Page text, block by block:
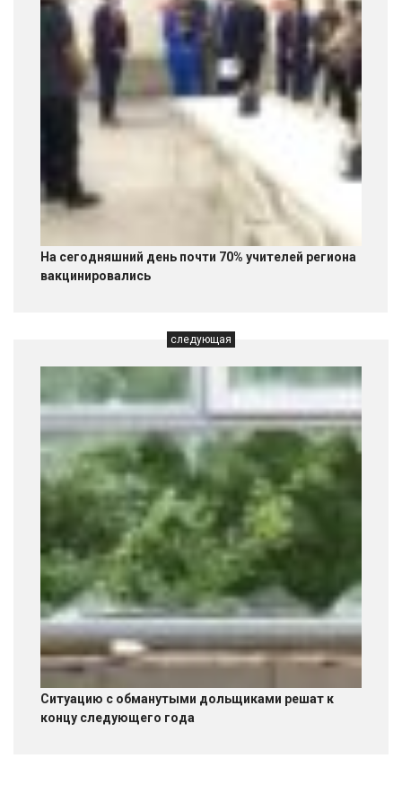
На сегодняшний день почти 70% учителей региона
вакцинировались
следующая
Ситуацию с обманутыми дольщиками решат к
концу следующего года